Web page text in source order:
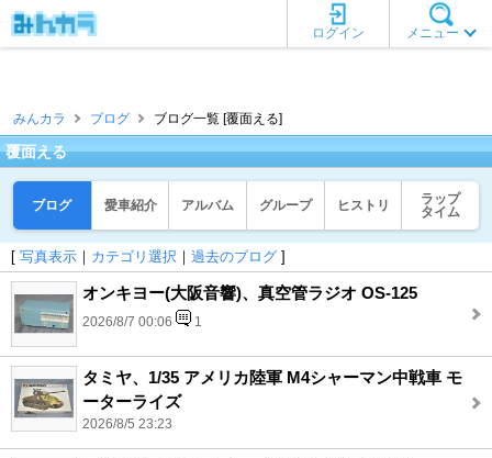
メニュー
ログイン
みんカラ ブログ ブログ一覧 [覆面える]
覆面える
ブログ 愛車紹介 アルバム グループ ヒストリ
ラップ
タイム
[ 写真表示 ｜ カテゴリ選択 ｜ 過去のブログ ]
オンキヨー(大阪音響)、真空管ラジオ OS-125
2026/8/7 00:06 1
タミヤ、1/35 アメリカ陸軍 M4シャーマン中戦車 モ
ーターライズ
2026/8/5 23:23